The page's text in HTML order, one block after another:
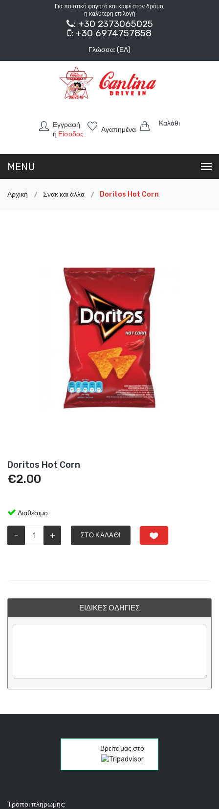
Για ποιοτικό φαγητό και καφέ στον δρόμο,
η καλύτερη επιλογή
: +30 2373065025
: +30 6974757858
Γλώσσα: (ΕΛ)
Εγγραφή
ή Είσοδος
Αγαπημένα
Καλάθι
Αρχική Σνακ και άλλα Doritos Hot Corn
Doritos Hot Corn
€2.00
Διαθέσιμο
- + ΣΤΟ ΚΑΛΆΘΙ
ΕΙΔΙΚΈΣ ΟΔΗΓΊΕΣ
Βρείτε μας στο
Τρόποι πληρωμής: